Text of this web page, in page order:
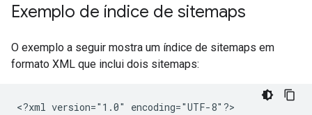
Exemplo de índice de sitemaps
O exemplo a seguir mostra um índice de sitemaps em
formato XML que inclui dois sitemaps:
<?xml version="1.0" encoding="UTF-8"?>